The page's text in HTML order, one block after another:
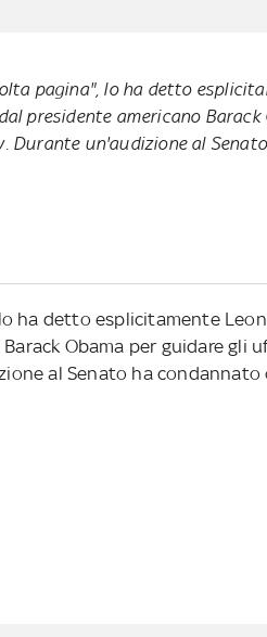
pagina", lo ha detto
presidente americano
Durante un'audizione al
ha detto esplicitamente
Obama per guidare gli
al Senato ha